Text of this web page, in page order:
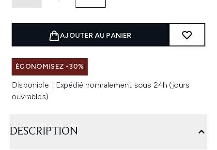
AJOUTER AU PANIER
ÉCONOMISEZ -30%
Disponible | Expédié normalement sous 24h (jours
ouvrables)
DESCRIPTION